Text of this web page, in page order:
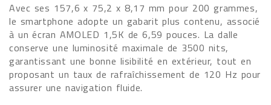
Avec ses 157,6 x 75,2 x 8,17 mm pour 200 grammes,
le smartphone adopte un gabarit plus contenu, associé
à un écran AMOLED 1,5K de 6,59 pouces. La dalle
conserve une luminosité maximale de 3500 nits,
garantissant une bonne lisibilité en extérieur, tout en
proposant un taux de rafraîchissement de 120 Hz pour
assurer une navigation fluide.